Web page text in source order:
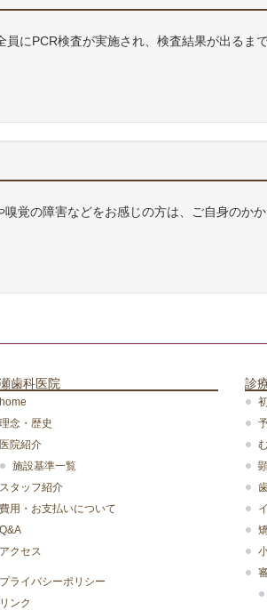
にPCR検査が実施され、検査結果が出る
覚の障害などをお感じの方は、ご自身のか
歯科医院
home
理念・歴史
医院紹介
施設基準一覧
スタッフ紹介
費用・お支払いについて
Q&A
アクセス
プライバシーポリシー
リンク
診